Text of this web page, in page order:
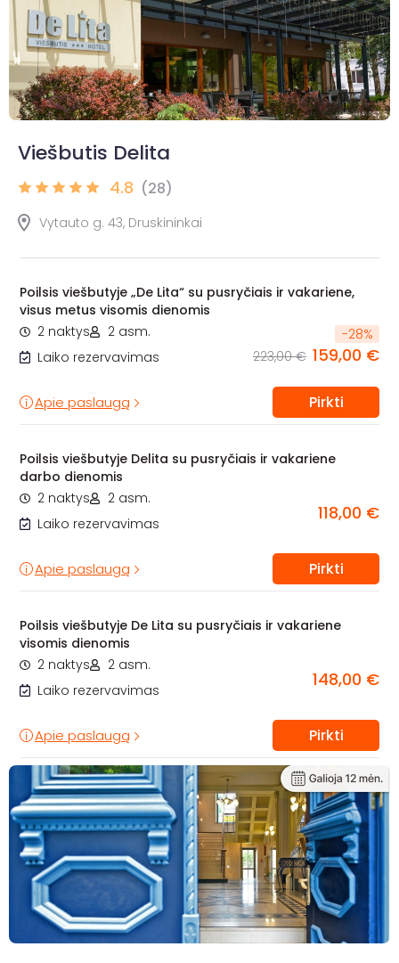
Viešbutis Delita
4.8 (28)
Vytauto g. 43, Druskininkai
Poilsis viešbutyje „De Lita“ su pusryčiais ir vakariene,
visus metus visomis dienomis
2 naktys
2 asm.
Laiko rezervavimas
-28%
223,00 € 159,00 €
Apie paslaugą Pirkti
Poilsis viešbutyje Delita su pusryčiais ir vakariene
darbo dienomis
2 naktys
2 asm.
Laiko rezervavimas
118,00 €
Apie paslaugą Pirkti
Poilsis viešbutyje De Lita su pusryčiais ir vakariene
visomis dienomis
2 naktys
2 asm.
Laiko rezervavimas
148,00 €
Apie paslaugą Pirkti